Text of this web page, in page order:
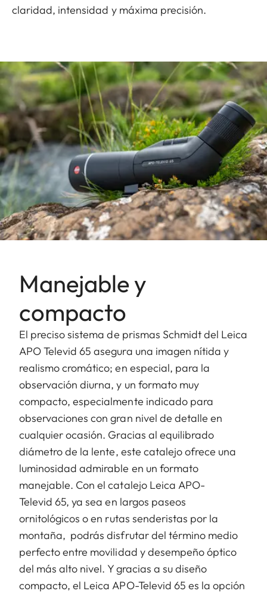
claridad, intensidad y máxima precisión.
Manejable y
compacto
El preciso sistema de prismas Schmidt del Leica
APO Televid 65 asegura una imagen nítida y
realismo cromático; en especial, para la
observación diurna, y un formato muy
compacto, especialmente indicado para
observaciones con gran nivel de detalle en
cualquier ocasión. Gracias al equilibrado
diámetro de la lente, este catalejo ofrece una
luminosidad admirable en un formato
manejable. Con el catalejo Leica APO-
Televid 65, ya sea en largos paseos
ornitológicos o en rutas senderistas por la
montaña, podrás disfrutar del término medio
perfecto entre movilidad y desempeño óptico
del más alto nivel. Y gracias a su diseño
compacto, el Leica APO-Televid 65 es la opción